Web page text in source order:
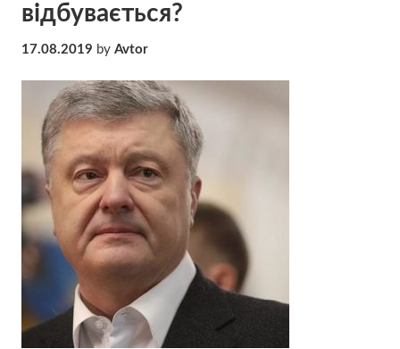
відбувається?
17.08.2019 by Avtor